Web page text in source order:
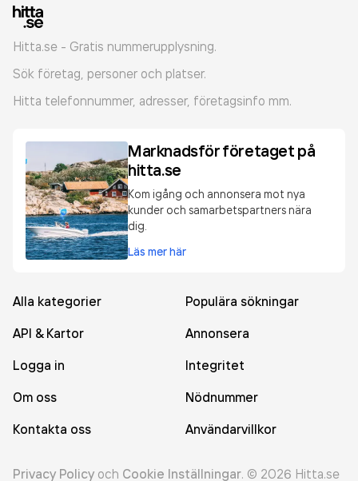
Hitta.se - Gratis nummerupplysning.
Sök företag, personer och platser.
Hitta telefonnummer, adresser, företagsinfo mm.
Marknadsför företaget på
hitta.se
Kom igång och annonsera mot nya
kunder och samarbetspartners nära
dig.
Läs mer här
Alla kategorier
Populära sökningar
API & Kartor
Annonsera
Logga in
Integritet
Om oss
Nödnummer
Kontakta oss
Användarvillkor
Privacy Policy och Cookie Inställningar. © 2026 Hitta.se